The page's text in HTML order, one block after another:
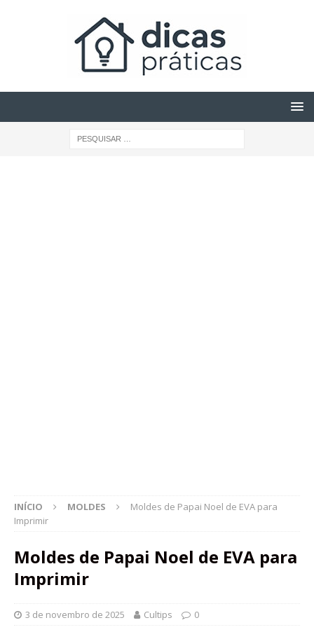
INÍCIO MOLDES
Moldes de Papai Noel de EVA para
Imprimir
Moldes de Papai Noel de EVA para
Imprimir
3 de novembro de 2025 Cultips 0